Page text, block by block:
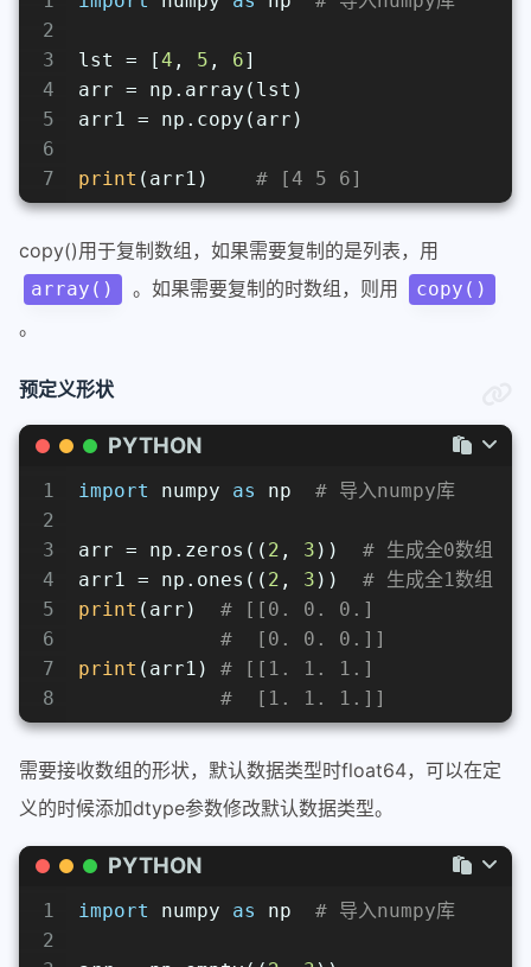
2
3
4
5
6
7
lst = [4 , 5 , 6]
arr = np.array(lst)
arr1 = np.copy(arr)
print (arr1) # [4 5 6]
copy()用于复制数组，如果需要复制的是列表，用
array() 。如果需要复制的时数组，则用 copy()
。
预定义形状
PYTHON
1
2
3
4
5
6
7
8
import numpy as np # 导入numpy库
arr = np.zeros(( 2 , 3 )) # 生成全0数组
arr1 = np.ones(( 2 , 3 )) # 生成全1数组
print (arr) # [[0. 0. 0.]
#  [0. 0. 0.]]
print (arr1) # [[1. 1. 1.]
#  [1. 1. 1.]]
需要接收数组的形状，默认数据类型时float64，可以在定
义的时候添加dtype参数修改默认数据类型。
PYTHON
1
2
import numpy as np # 导入numpy库